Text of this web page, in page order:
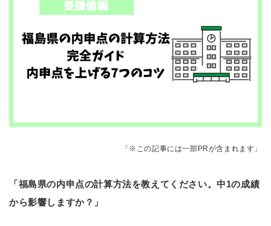
「※この記事には一部PRが含まれます」
「福島県の内申点の計算方法を教えてください。中1の成績
から影響しますか？」